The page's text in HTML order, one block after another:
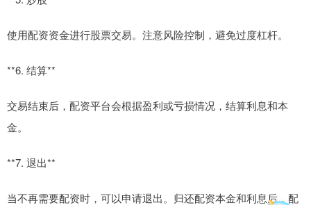
使用配资资金进行股票交易。注意风险控制，避免过度杠杆。
**6. 结算**
交易结束后，配资平台会根据盈利或亏损情况，结算利息和本
金。
**7. 退出**
当不再需要配资时，可以申请退出。归还配资本金和利息后，配